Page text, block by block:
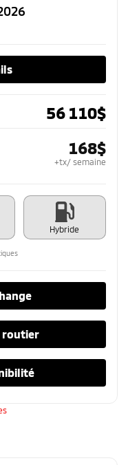
56 110$
168$
+tx/ semaine
Hybride
routier